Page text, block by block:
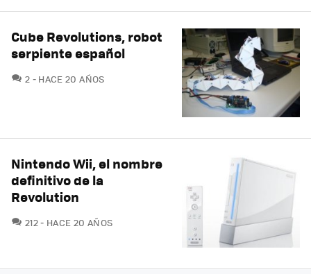
Cube Revolutions, robot
serpiente español
2 COMENTARIOS
HACE 20 AÑOS
Nintendo Wii, el nombre
definitivo de la
Revolution
212COMENTARIOS
HACE 20 AÑOS